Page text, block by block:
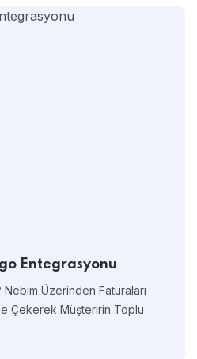
Entegrasyonu
Üzerinden Faturaları
Çekerek Müşteririn Toplu